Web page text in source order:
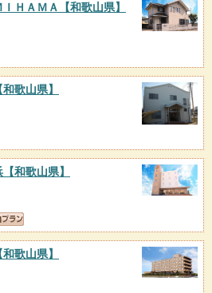
ＨＡＭＡ 【和歌山県】
和歌山県】
【和歌山県】
和歌山県】